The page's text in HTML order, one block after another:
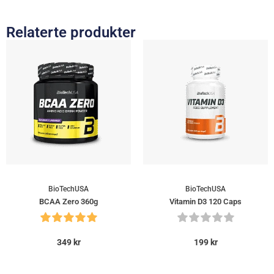
Relaterte produkter
BioTechUSA
BCAA Zero 360g
349kr
BioTechUSA
Vitamin D3 120 Caps
199kr